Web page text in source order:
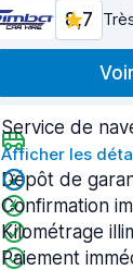
8,7
Service de
Afficher les
Dépôt de
Confirmation
Kilométrage
Paiement